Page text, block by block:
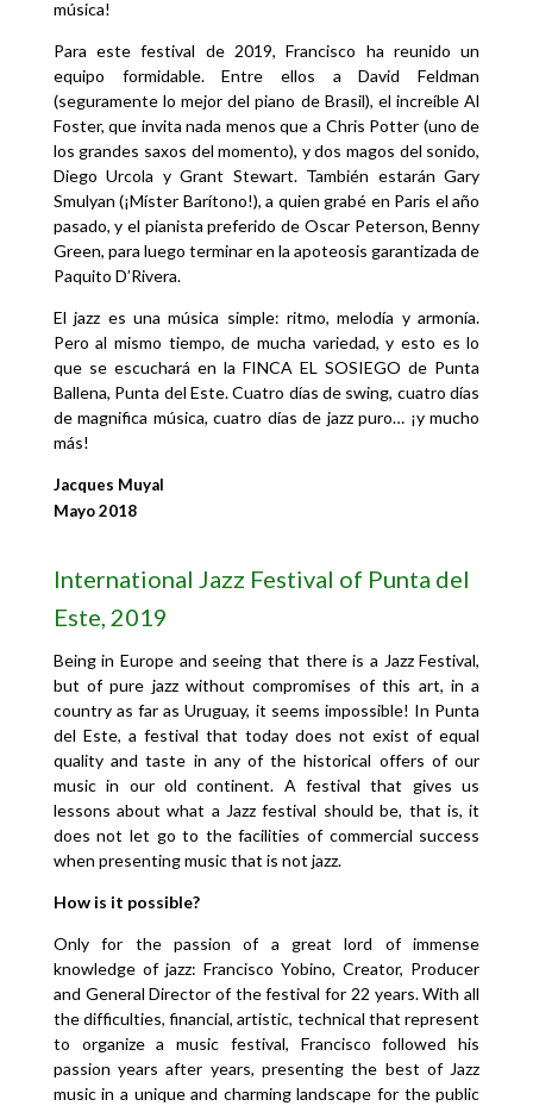
música!
Para este festival de 2019, Francisco ha reunido un
equipo formidable. Entre ellos a David Feldman
(seguramente lo mejor del piano de Brasil), el increíble Al
Foster, que invita nada menos que a Chris Potter (uno de
los grandes saxos del momento), y dos magos del sonido,
Diego Urcola y Grant Stewart. También estarán Gary
Smulyan (¡Míster Barítono!), a quien grabé en Paris el año
pasado, y el pianista preferido de Oscar Peterson, Benny
Green, para luego terminar en la apoteosis garantizada de
Paquito D’Rivera.
El jazz es una música simple: ritmo, melodía y armonía.
Pero al mismo tiempo, de mucha variedad, y esto es lo
que se escuchará en la FINCA EL SOSIEGO de Punta
Ballena, Punta del Este. Cuatro días de swing, cuatro días
de magnifica música, cuatro días de jazz puro… ¡y mucho
más!
Jacques Muyal
Mayo 2018
International Jazz Festival of Punta del
Este, 2019
Being in Europe and seeing that there is a Jazz Festival,
but of pure jazz without compromises of this art, in a
country as far as Uruguay, it seems impossible! In Punta
del Este, a festival that today does not exist of equal
quality and taste in any of the historical offers of our
music in our old continent. A festival that gives us
lessons about what a Jazz festival should be, that is, it
does not let go to the facilities of commercial success
when presenting music that is not jazz.
How is it possible?
Only for the passion of a great lord of immense
knowledge of jazz: Francisco Yobino, Creator, Producer
and General Director of the festival for 22 years. With all
the difficulties, financial, artistic, technical that represent
to organize a music festival, Francisco followed his
passion years after years, presenting the best of Jazz
music in a unique and charming landscape for the public